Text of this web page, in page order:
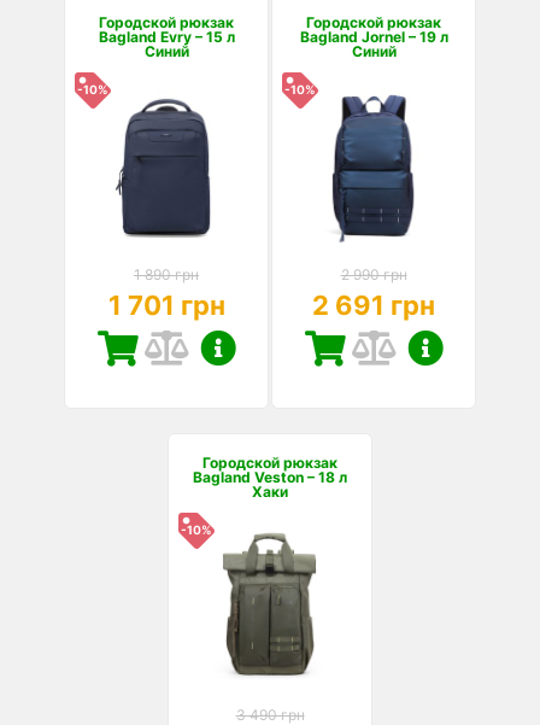
Городской рюкзак
Bagland Evry – 15 л
Синий
-10%
1 890 грн
1 701 грн
Городской рюкзак
Bagland Jornel – 19 л
Синий
-10%
2 990 грн
2 691 грн
Городской рюкзак
Bagland Veston – 18 л
Хаки
-10%
3 490 грн